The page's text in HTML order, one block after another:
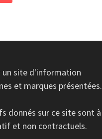
site d'information
et marques présentées.
donnés sur ce site sont à
et non contractuels.